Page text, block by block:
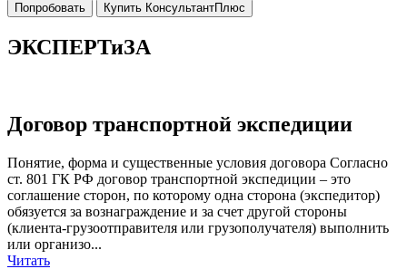
Попробовать Купить КонсультантПлюс
ЭКСПЕРТиЗА
Договор транспортной экспедиции
Понятие, форма и существенные условия договора Согласно
ст. 801 ГК РФ договор транспортной экспедиции – это
соглашение сторон, по которому одна сторона (экспедитор)
обязуется за вознаграждение и за счет другой стороны
(клиента-грузоотправителя или грузополучателя) выполнить
или организо...
Читать